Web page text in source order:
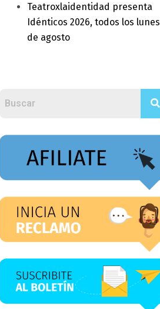
Teatroxlaidentidad presenta
Idénticos 2026, todos los lunes
de agosto